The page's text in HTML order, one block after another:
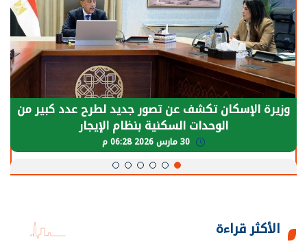
وزيرة الإسكان تكشف عن تصور جديد لطرح عدد كبير من
الوحدات السكنية بنظام الإيجار
30 مارس 2026 06:28 م
الأكثر قراءة